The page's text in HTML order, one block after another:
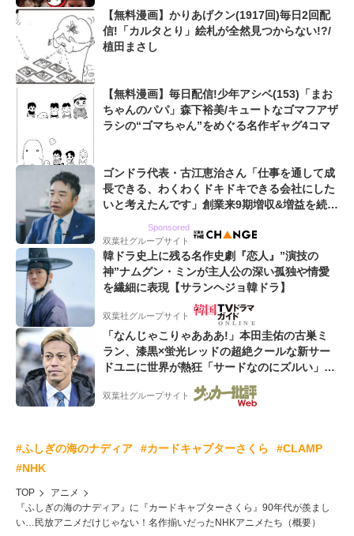
【無料漫画】かりあげクン(1917回)毎日2回配
信!「カルタとり」絵札が全然見つからない!?/
植田まさし
【無料漫画】毎日配信!少年アシベ(153)「まお
ちゃんのパパ」森下裕美/キュートなゴマフアザ
ラシの“ゴマちゃん”をめぐる名作ギャグ4コマ
ゴンドラ代表・古江恵治さん「仕事を通して成
長できる、わくわくドキドキできる会社にした
いと考えたんです」創業来9期増収&増益を続け
Sponsored
双葉社グループサイト
韓ドラ史上に残る名作史劇『恋人』”演技の
神”ナムグン・ミンが主人公の深い孤独や情愛
を繊細に表現【サランヘジョ韓ドラ】
双葉社グループサイト
「なんじゃこりゃあああ!」本田圭佑の古巣ミ
ラン、漆黒×蛍光レッドの超絶クールな新サー
ドユニに世界が熱狂「サードなのにズルい」
「こりゃかっけえわ」
双葉社グループサイト
#ふしぎの海のナディア #カードキャプターさくら
#CLAMP
#NHK
TOP
アニメ
『ふしぎの海のナディア』に『カードキャプターさくら』90年代が羨まし
い…民放アニメだけじゃない！名作揃いだったNHKアニメたち（概要）